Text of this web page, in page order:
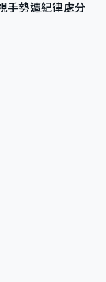
手勢遭紀律處分